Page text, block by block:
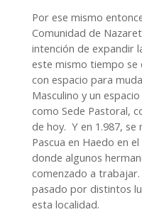
Por ese mismo
Comunidad de
intención de expandir
este mismo tiempo se
con espacio para
Masculino y un
como Sede Pastoral,
de hoy. Y en 1.987,
Pascua en Haedo en
donde algunos
comenzado a
pasado por distintos
esta localidad.